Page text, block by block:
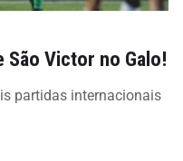
São Victor no Galo!
partidas internacionais